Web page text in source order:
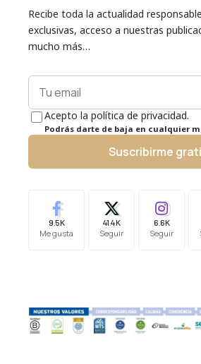
Recibe toda la actualidad
exclusivas, acceso a nuestras
mucho más…
Acepto la política de privacidad.
Podrás darte de baja en cualquier
Suscribirme
9.5K
Me gusta
41.4K
Seguir
6.6K
Seguir